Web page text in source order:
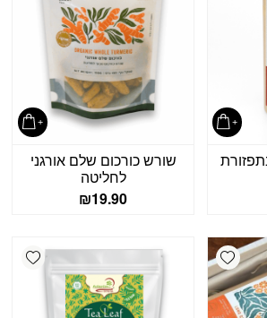
שורש כורכום שלם אורגני
לחליטה
₪19.90
Add wishlist